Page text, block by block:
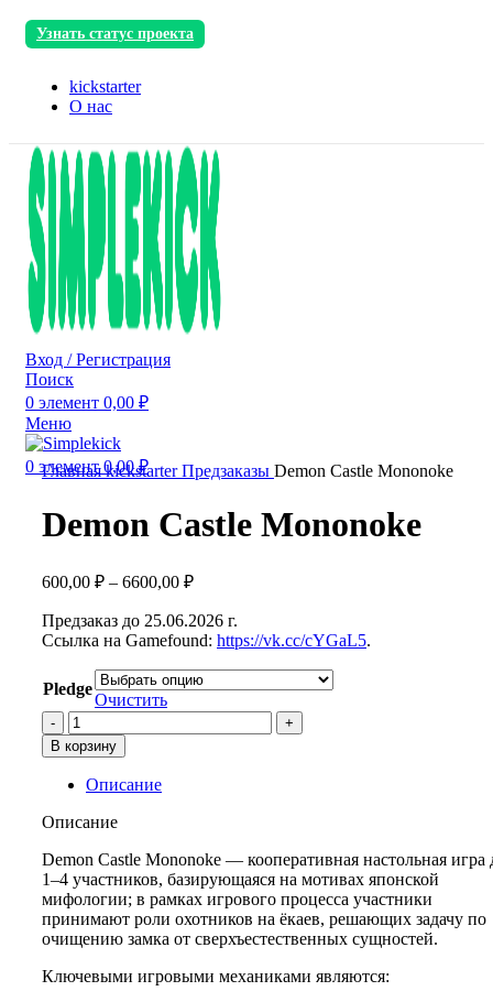
Узнать статус проекта
kickstarter
О нас
Вход / Регистрация
Поиск
0 элемент 0,00 ₽
Меню
0 элемент 0,00₽
ГлавнаяkickstarterПредзаказы Demon Castle Mononoke
Demon Castle Mononoke
600,00 ₽ – 6600,00 ₽
Предзаказ до 25.06.2026 г.
Ссылка на Gamefound: https://vk.cc/cYGaL5.
Pledge
Очистить
Количество
товара
Demon
Castle
Mononoke
В корзину
Описание
Описание
Demon Castle Mononoke — кооперативная настольная игра
1–4 участников, базирующаяся на мотивах японской
мифологии; в рамках игрового процесса участники
принимают роли охотников на ёкаев, решающих задачу по
очищению замка от сверхъестественных сущностей.
Ключевыми игровыми механиками являются: